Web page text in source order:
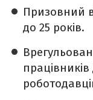
Призовний
до 25 років.